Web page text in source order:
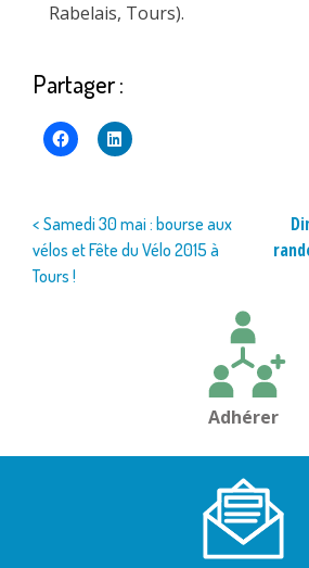
Rabelais, Tours).
Partager :
Navigation
de
< Samedi 30 mai : bourse aux
vélos et Fête du Vélo 2015 à
Tours !
Adhérer